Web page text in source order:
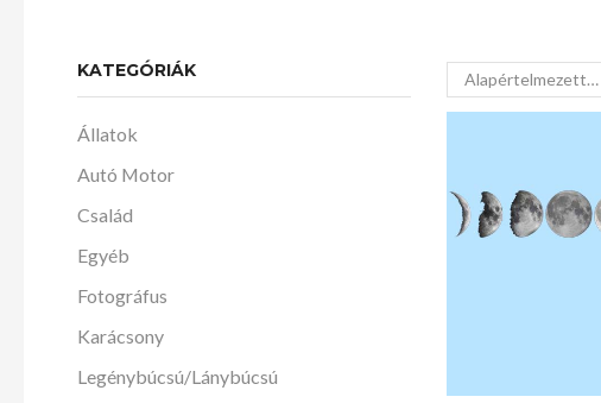
KATEGÓRIÁK
Állatok
Autó Motor
Család
Egyéb
Fotográfus
Karácsony
Legénybúcsú/Lánybúcsú